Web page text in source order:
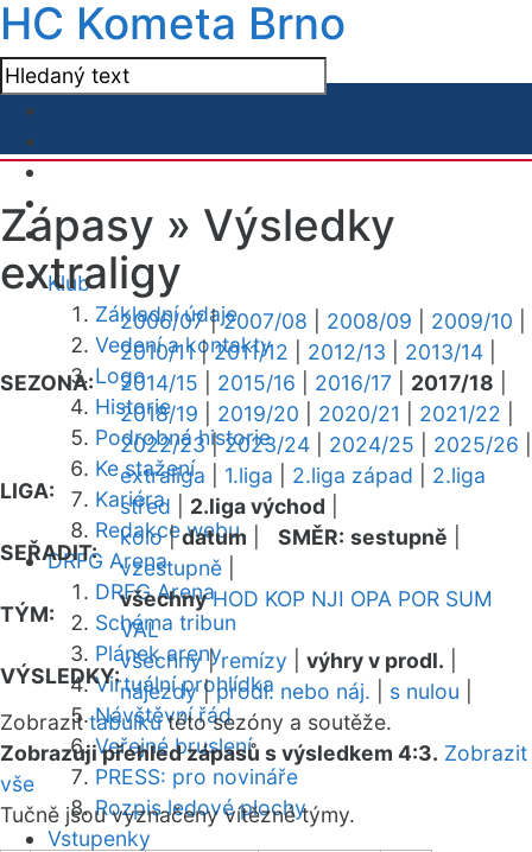
HC Kometa Brno
Klub
Základní údaje
Vedení a kontakty
Logo
Historie
Podrobná historie
Ke stažení
Kariéra
Redakce webu
DRFG Arena
DRFG Arena
Schéma tribun
Plánek areny
Virtuální prohlídka
Návštěvní řád
Veřejné bruslení
PRESS: pro novináře
Rozpis ledové plochy
Vstupenky
Zápasy » Výsledky
extraligy
SEZONA:
2006/07|2007/08 2008/09 2009/10
2010/11|2011/12 2012/13 2013/14
2014/15
2015/16 2016/17 2017/18
2018/19
2019/20 2020/21 2021/22
2022/23|2023/24 2024/25 2025/26
LIGA:
extraliga 1.liga 2.liga západ
2.liga
střed
2.liga východ
SEŘADIT:
kolo|datum SMĚR: sestupně
vzestupně
TÝM:
všechny HOD KOP NJI OPA POR SUM
VAL
VÝSLEDKY:
všechny|remízy výhry v prodl.
nájezdy|prodl. nebo náj. s nulou
Zobrazittabulkutéto sezóny a soutěže.
Zobrazuji přehled zápasů s výsledkem 4:3. Zobrazit
vše
Tučně jsou vyznačeny vítězné týmy.